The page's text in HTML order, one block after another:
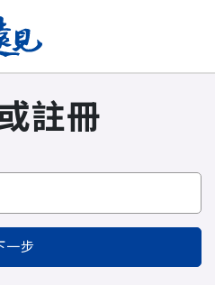
註冊
一步